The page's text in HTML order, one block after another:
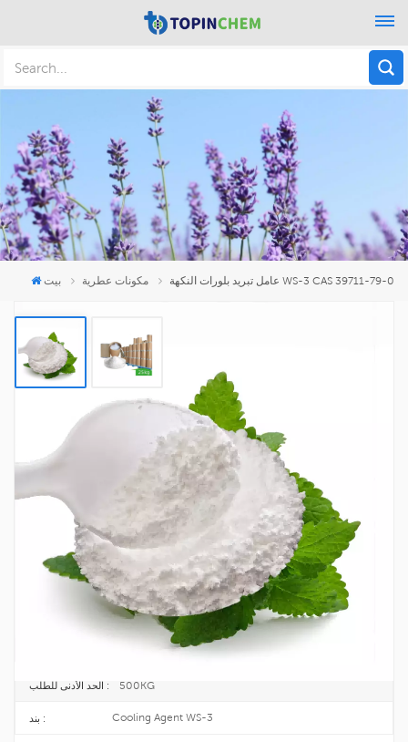
بيت مكونات عطرية عامل تبريد بلورات النكهة WS-3 CAS 39711-79-0
عامل تبريد بلورات النكهة WS-3 CAS 39711-
يعتبر عامل التبريد WS-3 أحد أكثر عوامل التبريد استخدامًا في السوق وله تأثير التبريد
CAS رقم. : 39711-79-0
اينكس : 254-599-0
25kg/drum
TOPINCHEM®
C13H25NO
الحد الأدنى للطلب : 500KG
بند : Cooling Agent WS-3